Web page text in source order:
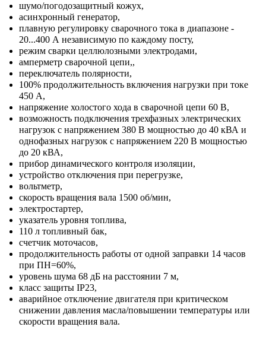
шумо/погодозащитный кожух,
асинхронный генератор,
плавную регулировку сварочного тока в диапазоне -
20...400 А независимую по каждому посту,
режим сварки целлюлозными электродами,
амперметр сварочной цепи,,
переключатель полярности,
100% продолжительность включения нагрузки при токе
450 А,
напряжение холостого хода в сварочной цепи 60 В,
возможность подключения трехфазных электрических
нагрузок с напряжением 380 В мощностью до 40 кВА и
однофазных нагрузок с напряжением 220 В мощностью
до 20 кВА,
прибор динамического контроля изоляции,
устройство отключения при перегрузке,
вольтметр,
скорость вращения вала 1500 об/мин,
электростартер,
указатель уровня топлива,
110 л топливный бак,
счетчик моточасов,
продолжительность работы от одной заправки 14 часов
при ПН=60%,
уровень шума 68 дБ на расстоянии 7 м,
класс защиты IP23,
аварийное отключение двигателя при критическом
снижении давления масла/повышении температуры или
скорости вращения вала.